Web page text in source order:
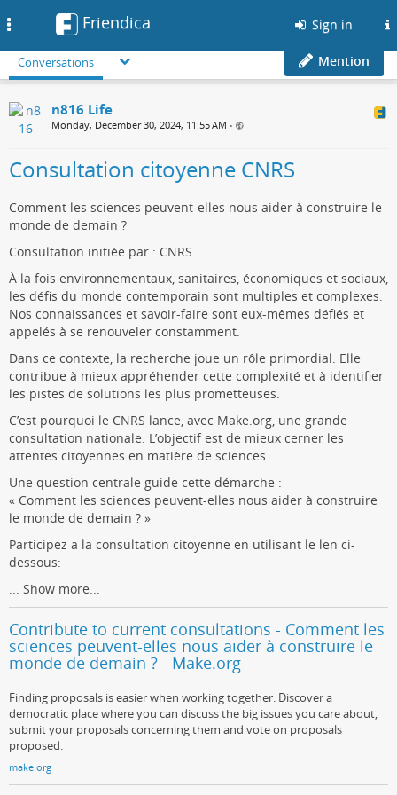
Friendica Sign in
Conversations Mention
n816 Life
Monday, December 30, 2024, 11:55 AM •
Consultation citoyenne CNRS
Comment les sciences peuvent-elles nous aider à construire le
monde de demain ?
Consultation initiée par : CNRS
À la fois environnementaux, sanitaires, économiques et sociaux,
les défis du monde contemporain sont multiples et complexes.
Nos connaissances et savoir-faire sont eux-mêmes défiés et
appelés à se renouveler constamment.
Dans ce contexte, la recherche joue un rôle primordial. Elle
contribue à mieux appréhender cette complexité et à identifier
les pistes de solutions les plus prometteuses.
C’est pourquoi le CNRS lance, avec Make.org, une grande
consultation nationale. L’objectif est de mieux cerner les
attentes citoyennes en matière de sciences.
Une question centrale guide cette démarche :
« Comment les sciences peuvent-elles nous aider à construire
le monde de demain ? »
Participez a la consultation citoyenne en utilisant le len ci-
dessous:
... Show more...
Contribute to current consultations - Comment les
sciences peuvent-elles nous aider à construire le
monde de demain ? - Make.org
Finding proposals is easier when working together. Discover a
democratic place where you can discuss the big issues you care about,
submit your proposals concerning them and vote on proposals
proposed.
make.org